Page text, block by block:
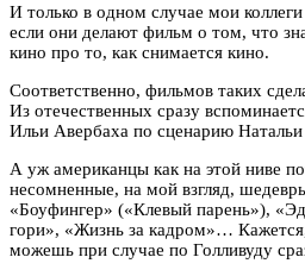
И только в одном случае мои
если они делают фильм о том, что
кино про то, как снимается кино.
Соответственно, фильмов таких
Из отечественных сразу
Ильи Авербаха по сценарию Натальи
А уж американцы как на этой ниве
несомненные, на мой взгляд,
«Боуфингер» («Клевый парень»),
гори», «Жизнь за кадром»…
можешь при случае по Голливуду